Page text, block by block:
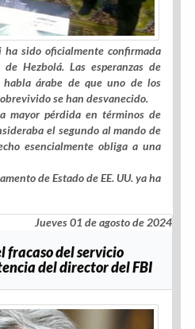
sido oficialmente confirmada
Hezbolá. Las esperanzas de
habla árabe de que uno de los
se han desvanecido.
mayor pérdida en términos de
el segundo al mando de
esencialmente obliga a una
de Estado de EE. UU. ya ha
Jueves 01 de agosto de 2024
fracaso del servicio
del director del FBI